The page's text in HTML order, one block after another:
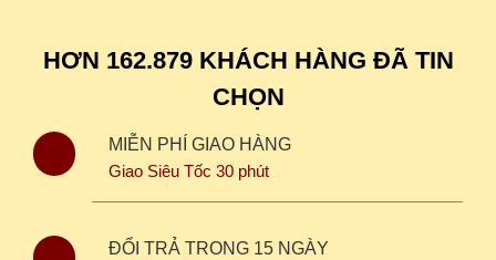
HƠN 162.879 KHÁCH HÀNG ĐÃ TIN
CHỌN
MIỄN PHÍ GIAO HÀNG
Giao Siêu Tốc 30 phút
ĐỔI TRẢ TRONG 15 NGÀY